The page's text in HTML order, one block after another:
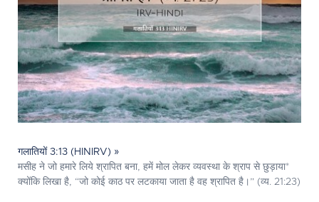
गलातियों 3:13 (HINIRV) »
मसीह ने जो हमारे लिये श्रापित बना, हमें मोल लेकर व्यवस्था के श्राप से छुड़ाया*
क्योंकि लिखा है, “जो कोई काठ पर लटकाया जाता है वह श्रापित है।” (व्य. 21:23)